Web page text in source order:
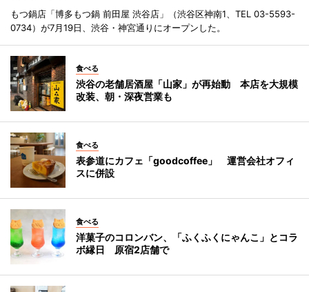
もつ鍋店「博多もつ鍋 前田屋 渋谷店」（渋谷区神南1、TEL 03-5593-
0734）が7月19日、渋谷・神宮通りにオープンした。
食べる
渋谷の老舗居酒屋「山家」が再始動 本店を大規模
改装、朝・深夜営業も
食べる
表参道にカフェ「goodcoffee」 運営会社オフィ
スに併設
食べる
洋菓子のコロンバン、「ふくふくにゃんこ」とコラ
ボ縁日 原宿2店舗で